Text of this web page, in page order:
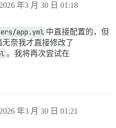
2026 年3 月 30 日 01:18
app.yml 中直接配置的，但
奈我才直接修改了
。我将再次尝试在
2026 年3 月 30 日 01:21